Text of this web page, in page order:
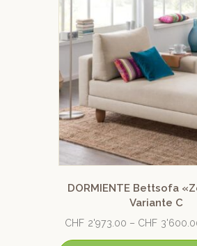
DORMIENTE Bettsofa
Variante C
CHF 2'973.00 – CHF